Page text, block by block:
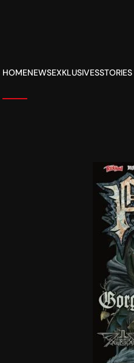
HOMENEWSEXKLUSIVESSTORIES